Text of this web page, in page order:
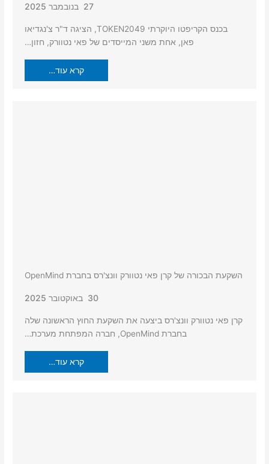
27 בנובמבר 2025
בכנס הקריפטו היוקרתי TOKEN2049, הציגה ד"ר צ'נגדיאו
פאן, אחת משני המייסדים של פאי נטוורק, חזון…
קרא עוד…
השקעת הבכורה של קרן פאי נטוורק וונצ'רס בחברת OpenMind
30 באוקטובר 2025
קרן פאי נטוורק וונצ'רס ביצעה את השקעת החוץ הראשונה שלה
בחברת OpenMind, חברה המפתחת מערכת…
קרא עוד…